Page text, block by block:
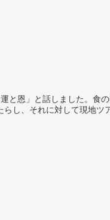
恩」と話しました。食
し、それに対して現地ツ